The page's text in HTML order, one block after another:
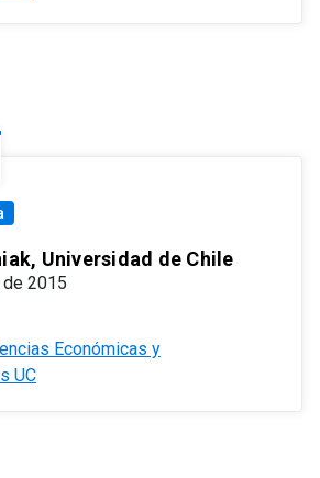
Universidad de Chile
2015
Económicas y
UC